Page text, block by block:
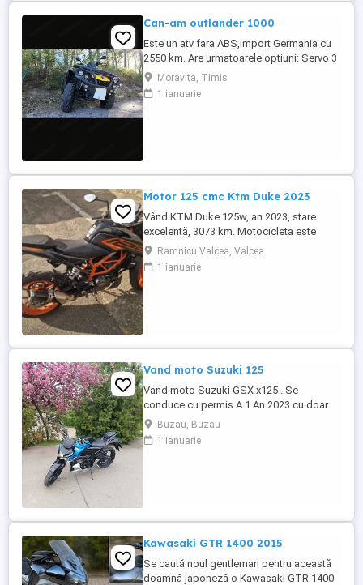
Can-am outlander 1000
Este un atv fara ABS,import Germania cu
2550 km. Are urmatoarele optiuni: Servo 3
nivele Suspensie FOX cu rebound Bullbar
fata Bullbar spate Handguardurile Can am
Jante beadlock
Moravita, Timis
1 ianuarie
Motor 125 cmc Ktm Duke 2023
Vând KTM Duke 125w, an 2023, stare
excelentă, 3073 km. Motocicleta este
ideală pentru începători sau pentru oraș.
Fără daune, lovituri!
Ramnicu Valcea, Valcea
1 ianuarie
Vand moto Suzuki 125
Vand moto Suzuki GSX x125 . Se
conduce cu permis A 1 An 2023 cu doar
5000km Stare impecabila , fara cazaturi
ITP valabil pana in noiembrie 2027 Revizii
si schimb de ulei in service autorizat
Buzau, Buzau
1 ianuarie
Kawasaki GTR 1400 2015
Se caută noul gentleman pentru această
doamnă japoneză o Kawasaki GTR 1400